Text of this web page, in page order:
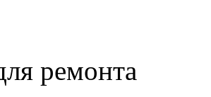
ремонта